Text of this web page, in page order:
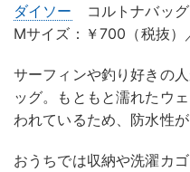
ダイソー コルトナバッグ
Mサイズ：￥700（税抜）
サーフィンや釣り好きの
ッグ。もともと濡れたウ
われているため、防水性
おうちでは収納や洗濯カ